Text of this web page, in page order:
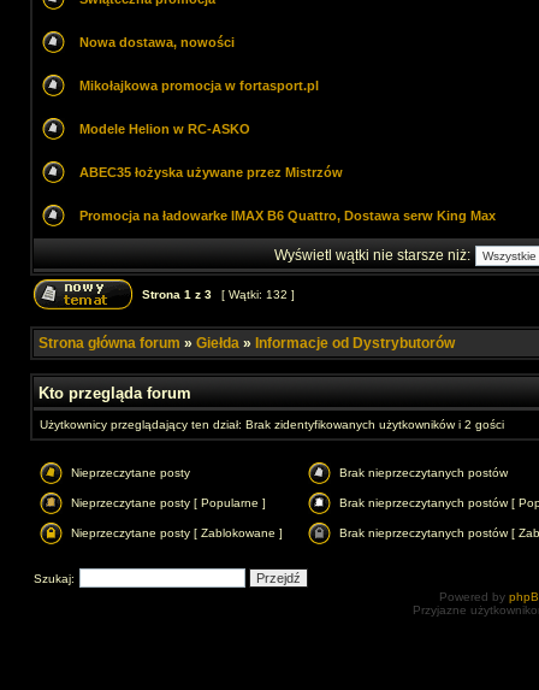
Nowa dostawa, nowości
Mikołajkowa promocja w fortasport.pl
Modele Helion w RC-ASKO
ABEC35 łożyska używane przez Mistrzów
Promocja na ładowarke IMAX B6 Quattro, Dostawa serw King Max
Wyświetl wątki nie starsze niż:
Strona 1 z 3 [ Wątki: 132 ]
Strona główna forum » Giełda » Informacje od Dystrybutorów
Kto przegląda forum
Użytkownicy przeglądający ten dział: Brak zidentyfikowanych użytkowników i 2 gości
Nieprzeczytane posty Brak nieprzeczytanych postów
Nieprzeczytane posty [ Popularne ] Brak nieprzeczytanych postów [
Nieprzeczytane posty [ Zablokowane ] Brak nieprzeczytanych postów [
Szukaj:
Powered by
Przyjazne